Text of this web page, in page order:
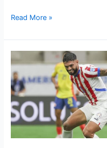
Read More »
Colombia
prolongó
su
invicto
con
victoria
con
Paraguay